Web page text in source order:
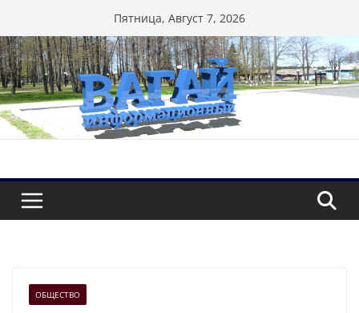
к
содержимому
Пятница, Август 7, 2026
ОБЩЕСТВО